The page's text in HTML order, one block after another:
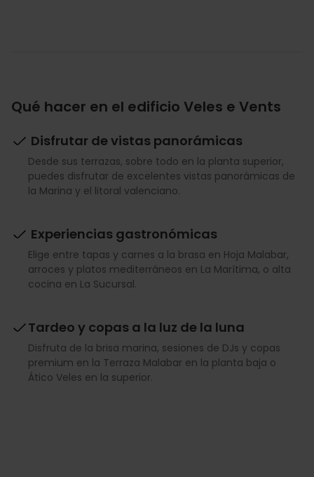
Qué hacer en el edificio Veles e Vents
Disfrutar de vistas panorámicas
Desde sus terrazas, sobre todo en la planta superior,
puedes disfrutar de excelentes vistas panorámicas de
la Marina y el litoral valenciano.
Experiencias gastronómicas
Elige entre tapas y carnes a la brasa en Hoja Malabar,
arroces y platos mediterráneos en La Marítima, o alta
cocina en La Sucursal.
Tardeo y copas a la luz de la luna
Disfruta de la brisa marina, sesiones de DJs y copas
premium en la Terraza Malabar en la planta baja o
Ático Veles en la superior.